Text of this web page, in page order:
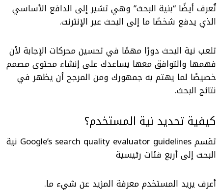
تُعرف أيضًا “بنية البحث” وهي تشير إلى الدافع الأساسي
الذي يدفع شخصًا ما إلى البحث عبر الإنترنت.
تلعب نية البحث دورًا مهمًا في تحسين محركات الإجابة لأن
فهمها والتوافق معها يساعدك على إنشاء محتوى مصمم
خصيصًا لما يهتم به جمهورك ومن المرجح أن يظهر في
نتائج البحث.
كيفية تحديد نية المستخدم؟
تقسم Google’s search quality evaluator guidelines نية
البحث إلى أربع فئات رئيسية
أعرف يريد المستخدم معرفة المزيد عن شيء ما.